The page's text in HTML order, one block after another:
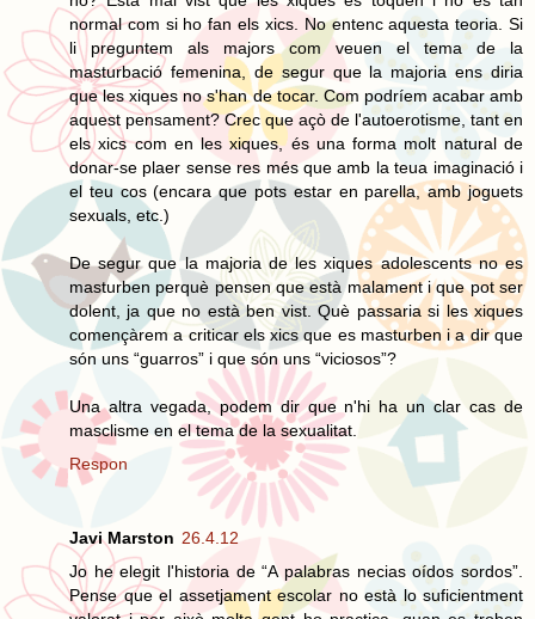
normal com si ho fan els xics. No entenc aquesta teoria. Si
li preguntem als majors com veuen el tema de la
masturbació femenina, de segur que la majoria ens diria
que les xiques no s'han de tocar. Com podríem acabar amb
aquest pensament? Crec que açò de l'autoerotisme, tant en
els xics com en les xiques, és una forma molt natural de
donar-se plaer sense res més que amb la teua imaginació i
el teu cos (encara que pots estar en parella, amb joguets
sexuals, etc.)
De segur que la majoria de les xiques adolescents no es
masturben perquè pensen que està malament i que pot ser
dolent, ja que no està ben vist. Què passaria si les xiques
començàrem a criticar els xics que es masturben i a dir que
són uns “guarros” i que són uns “viciosos”?
Una altra vegada, podem dir que n'hi ha un clar cas de
masclisme en el tema de la sexualitat.
Respon
Javi Marston 26.4.12
Jo he elegit l'historia de “A palabras necias oídos sordos”.
Pense que el assetjament escolar no està lo suficientment